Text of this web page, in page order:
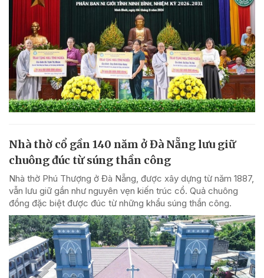
Nhà thờ cổ gần 140 năm ở Đà Nẵng lưu giữ
chuông đúc từ súng thần công
Nhà thờ Phú Thượng ở Đà Nẵng, được xây dựng từ năm 1887,
vẫn lưu giữ gần như nguyên vẹn kiến trúc cổ. Quả chuông
đồng đặc biệt được đúc từ những khẩu súng thần công.